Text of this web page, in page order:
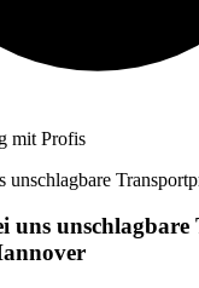
mit Profis
unschlagbare
uns